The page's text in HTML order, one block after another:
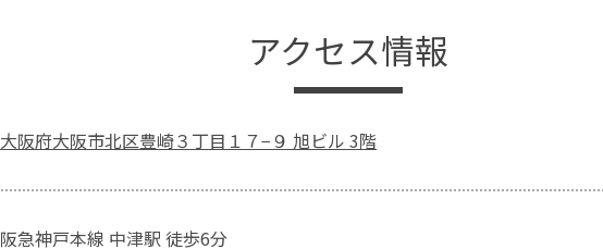
アクセス情報
大阪府大阪市北区豊崎３丁目１７−９ 旭ビル 3階
阪急神戸本線 中津駅 徒歩6分